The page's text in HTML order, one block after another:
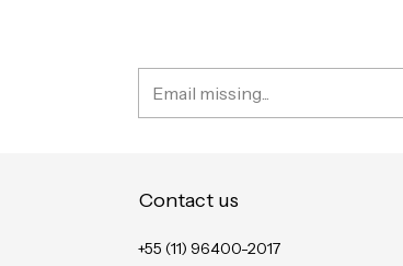
Contact us
+55 (11) 96400-2017